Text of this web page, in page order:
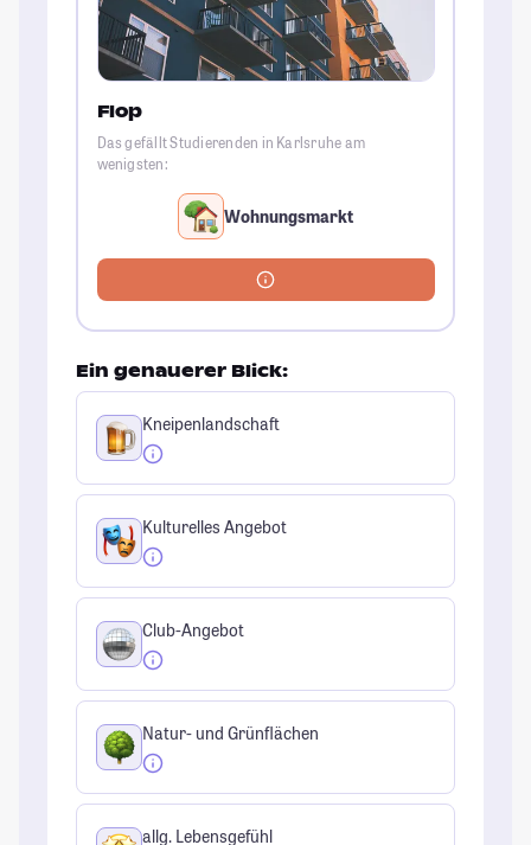
Flop
Das gefällt Studierenden in Karlsruhe am
wenigsten:
Wohnungsmarkt
Ein genauerer Blick:
Kneipenlandschaft
Kulturelles Angebot
Club-Angebot
Natur- und Grünflächen
allg. Lebensgefühl